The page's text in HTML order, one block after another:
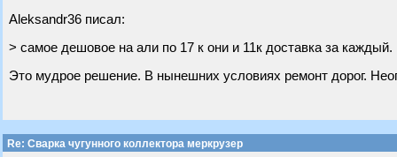
Aleksandr36 писал:
> самое дешовое на али по 17 к они и 11к доставка за
Это мудрое решение. В нынешних условиях ремонт дорог.
Re: Сварка чугунного коллектора меркрузер